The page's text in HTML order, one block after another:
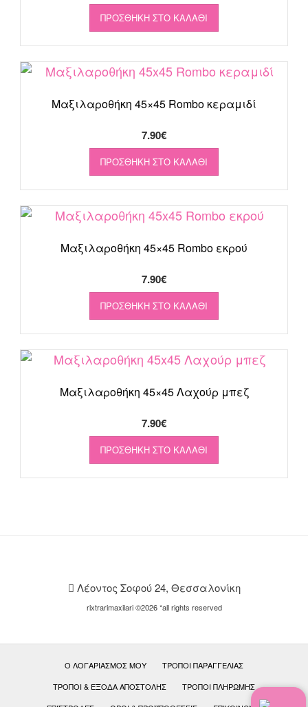
ΠΡΟΣΘΉΚΗ ΣΤΟ ΚΑΛΆΘΙ
Μαξιλαροθήκη 45×45 Rombo κεραμιδί
7.90€
ΠΡΟΣΘΉΚΗ ΣΤΟ ΚΑΛΆΘΙ
Μαξιλαροθήκη 45×45 Rombo εκρού
7.90€
ΠΡΟΣΘΉΚΗ ΣΤΟ ΚΑΛΆΘΙ
Μαξιλαροθήκη 45×45 Λαχούρ μπεζ
7.90€
ΠΡΟΣΘΉΚΗ ΣΤΟ ΚΑΛΆΘΙ
Λέοντος Σοφού 24, Θεσσαλονίκη
rixtrarimaxilari ©2026 *all rights reserved
Ο ΛΟΓΑΡΙΑΣΜΌΣ ΜΟΥ
ΤΡΌΠΟΙ ΠΑΡΑΓΓΕΛΊΑΣ
ΤΡΌΠΟΙ & ΈΞΟΔΑ ΑΠΟΣΤΟΛΉΣ
ΤΡΌΠΟΙ ΠΛΗΡΩΜΉΣ